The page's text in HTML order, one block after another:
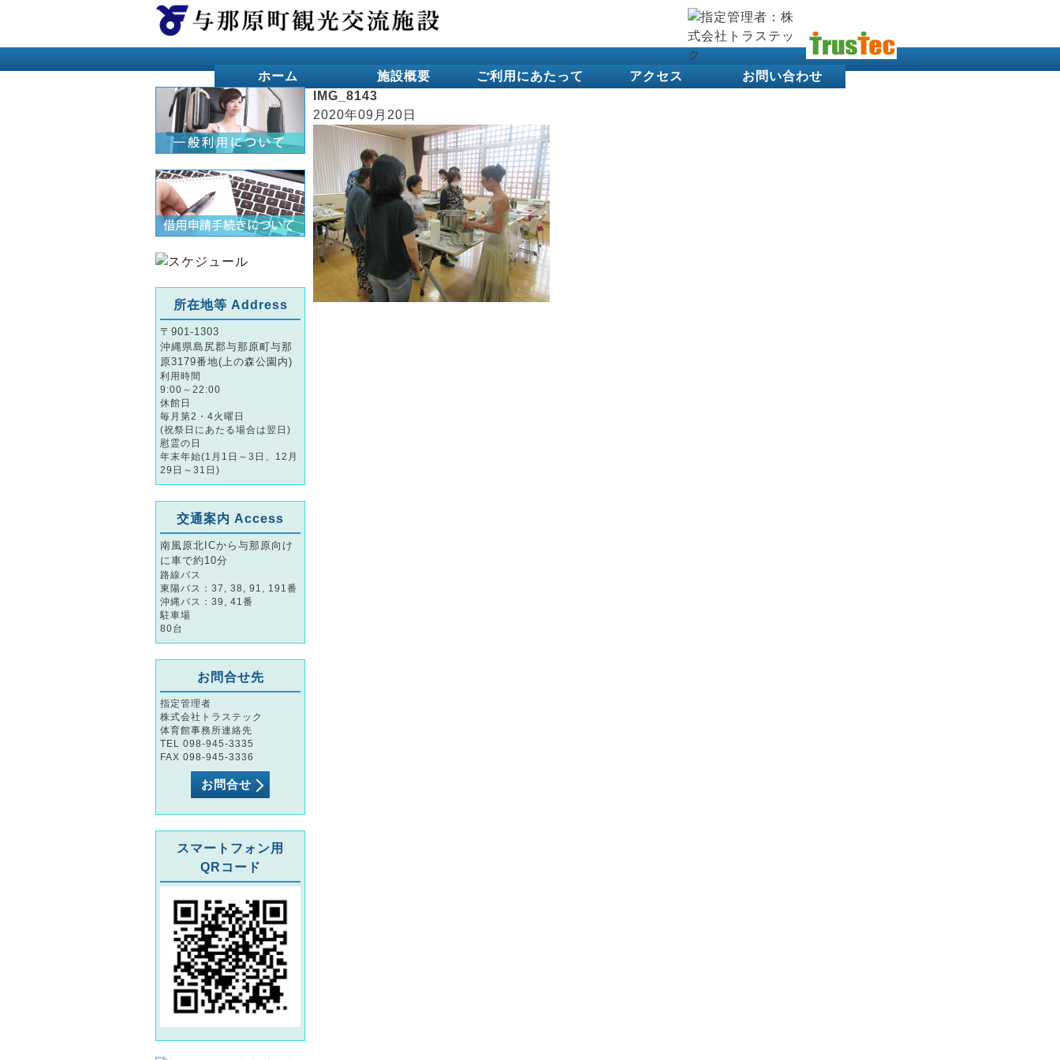
ホーム 施設概要 ご利用にあたって アクセス
お問い合わせ
IMG_8143
2020年09月20日
所在地等 Address
〒901-1303
沖縄県島尻郡与那原町与那
原3179番地(上の森公園内)
利用時間
9:00～22:00
休館日
毎月第2・4火曜日
(祝祭日にあたる場合は翌日)
慰霊の日
年末年始(1月1日～3日、12月
29日～31日)
交通案内 Access
南風原北ICから与那原向け
に車で約10分
路線バス
東陽バス：37, 38, 91, 191番
沖縄バス：39, 41番
駐車場
80台
お問合せ先
指定管理者
株式会社トラステック
体育館事務所連絡先
TEL 098-945-3335
FAX 098-945-3336
お問合せ
スマートフォン用
QRコード